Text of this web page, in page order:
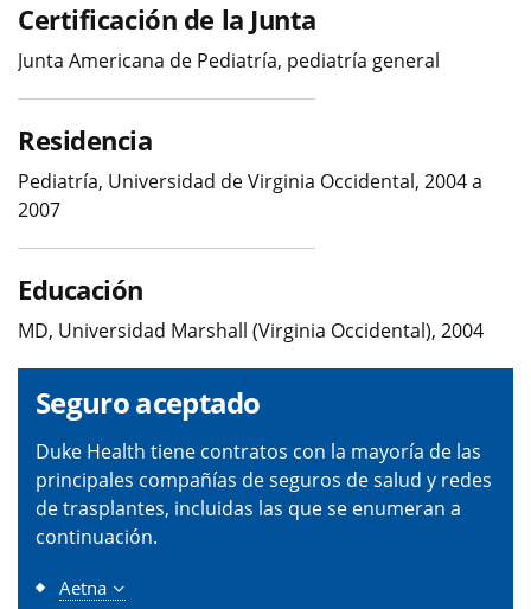
Certificación de la Junta
Junta Americana de Pediatría, pediatría general
Residencia
Pediatría, Universidad de Virginia Occidental, 2004 a
2007
Educación
MD, Universidad Marshall (Virginia Occidental), 2004
Seguro aceptado
Duke Health tiene contratos con la mayoría de las
principales compañías de seguros de salud y redes
de trasplantes, incluidas las que se enumeran a
continuación.
Aetna